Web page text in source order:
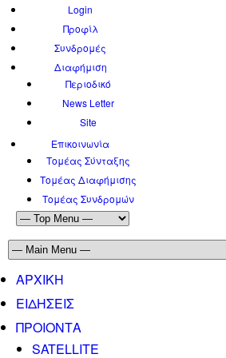
Login
Προφίλ
Συνδρομές
Διαφήμιση
Περιοδικό
News Letter
Site
Επικοινωνία
Τομέας Σύνταξης
Τομέας Διαφήμισης
Τομέας Συνδρομών
ΑΡΧΙΚΗ
ΕΙΔΗΣΕΙΣ
ΠΡΟΙΟΝΤΑ
SATELLITE